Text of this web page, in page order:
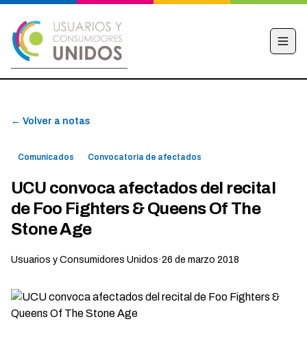
CAMPAÑA
HACÉ TU DENUNCIA
OBSERVATORIO
← Volver a notas
Comunicados Convocatoria de afectados
UCU convoca afectados del recital
de Foo Fighters & Queens Of The
Stone Age
Usuarios y Consumidores Unidos·26 de marzo 2018